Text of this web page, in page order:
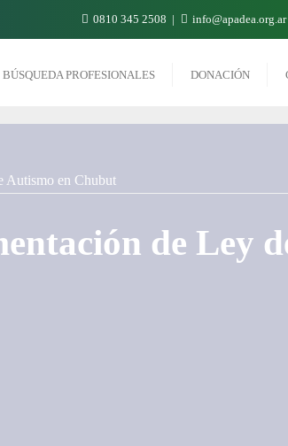
0810 345 2508 info@apadea.org.ar
BÚSQUEDA PROFESIONALES DONACIÓN
de Ley